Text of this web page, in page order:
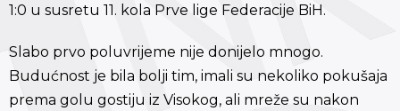
1:0 u susretu 11. kola Prve lige Federacije BiH.
Slabo prvo poluvrijeme nije donijelo mnogo.
Budućnost je bila bolji tim, imali su nekoliko pokušaja
prema golu gostiju iz Visokog, ali mreže su nakon